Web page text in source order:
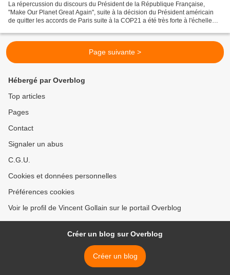
La répercussion du discours du Président de la République Française,
"Make Our Planet Great Again", suite à la décision du Président américain
de quitter les accords de Paris suite à la COP21 a été très forte à l'échelle
Page suivante >
Hébergé par Overblog
Top articles
Pages
Contact
Signaler un abus
C.G.U.
Cookies et données personnelles
Préférences cookies
Voir le profil de Vincent Gollain sur le portail Overblog
Créer un blog sur Overblog
Créer un blog